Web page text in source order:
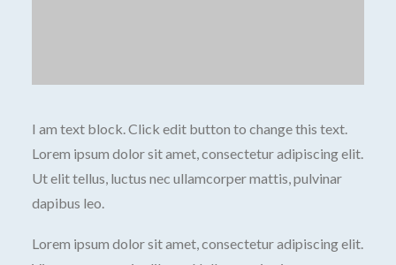
I am text block. Click edit button to change this text.
Lorem ipsum dolor sit amet, consectetur adipiscing elit.
Ut elit tellus, luctus nec ullamcorper mattis, pulvinar
dapibus leo.
Lorem ipsum dolor sit amet, consectetur adipiscing elit.